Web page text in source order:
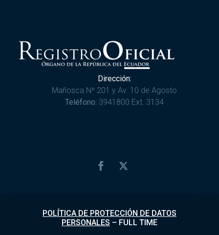
Dirección:
Mañosca Nº 201 y Av. 10 de Agosto
Teléfono: 3941800 Ext. 3134
POLÍTICA DE PROTECCIÓN DE DATOS
PERSONALES – FULL TIME